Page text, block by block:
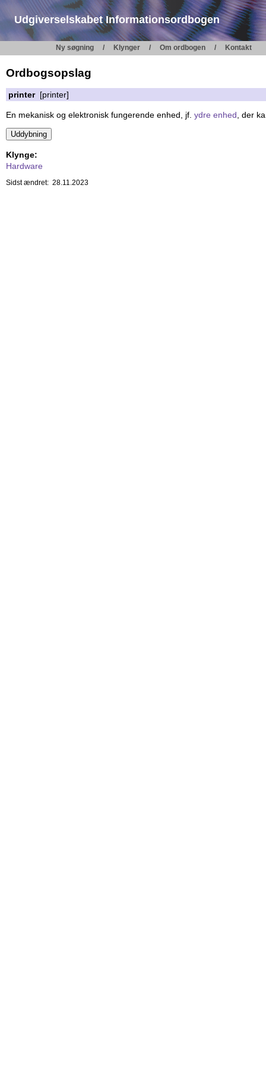
Udgiverselskabet Informationsordbogen
Ny søgning Klynger Om ordbogen Kontakt
Ordbogsopslag
printer[printer]
En mekanisk og elektronisk fungerende enhed, jf. ydre enhed , der
Klynge:
Hardware
Sidst ændret: 28.11.2023